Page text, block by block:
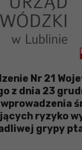
Nr 21
z dnia 23
ryzyko
grypy